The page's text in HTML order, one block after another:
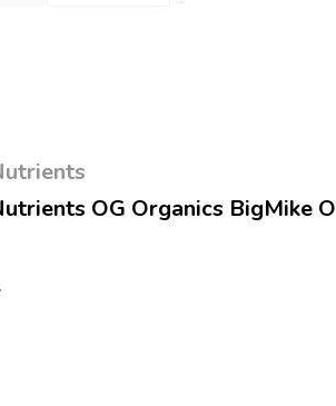
OG Organics BigMike